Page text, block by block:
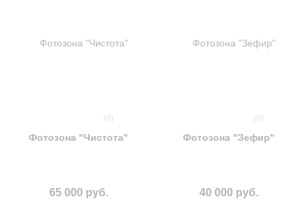
(0)
Фотозона "Чистота"
65 000 руб.
(0)
Фотозона "Зефир"
40 000 руб.